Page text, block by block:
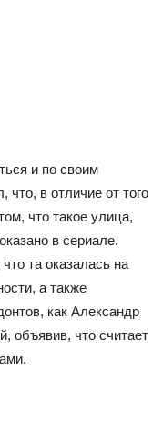
и по своим
что, в отличие от того
что такое улица,
в сериале.
та оказалась на
а также
как Александр
объявив, что считает